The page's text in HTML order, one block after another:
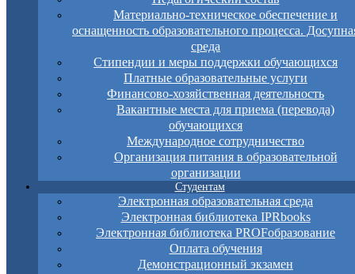
Материально-техническое обеспечение и
оснащенность образовательного процесса.
среда
Стипендии и меры поддержки обучающихся
Платные образовательные услуги
Финансово-хозяйственная деятельность
Вакантные места для приема (перевода)
обучающихся
Международное сотрудничество
Организация питания в образовательной
организации
Студентам
Электронная образовательная среда
Электронная библиотека IPRbooks
Электронная библиотека PROFобразование
Оплата обучения
Демонстрационный экзамен